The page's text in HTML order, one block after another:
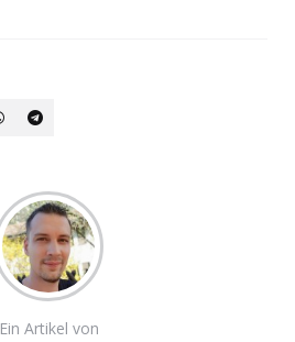
Ein Artikel von